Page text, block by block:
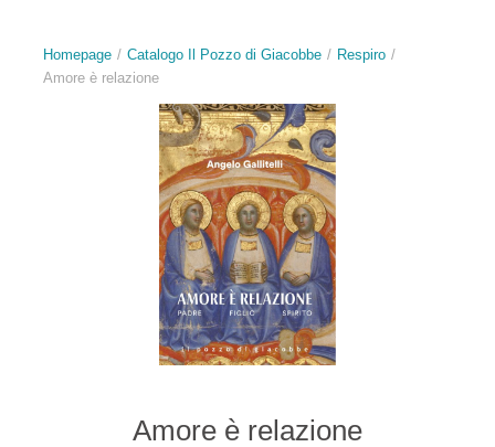
Homepage Catalogo Il Pozzo di Giacobbe
Respiro
Amore è relazione
Amore è relazione